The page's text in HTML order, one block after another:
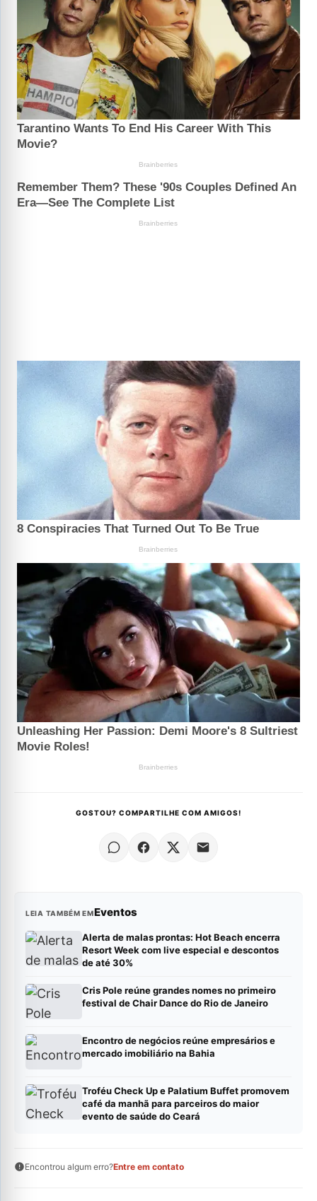
GOSTOU? COMPARTILHE COM AMIGOS!
LEIA TAMBÉM EMEventos
Alerta de malas prontas: Hot Beach encerra
Resort Week com live especial e descontos
de até 30%
Cris Pole reúne grandes nomes no primeiro
festival de Chair Dance do Rio de Janeiro
Encontro de negócios reúne empresários e
mercado imobiliário na Bahia
Troféu Check Up e Palatium Buffet promovem
café da manhã para parceiros do maior
evento de saúde do Ceará
Encontrou algum erro?Entre em contato